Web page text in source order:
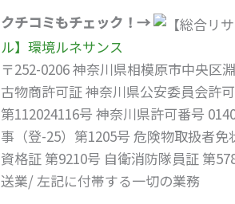
クチコミもチェック！→
ル】環境ルネサンス
〒252-0206 神奈川県相模原市中央区
古物商許可証 神奈川県公安委員会許
第112024116号 神奈川県許可番号
事（登-25）第1205号 危険物取扱者
資格証 第9210号 自衛消防隊員証 第
送業/ 左記に付帯する一切の業務